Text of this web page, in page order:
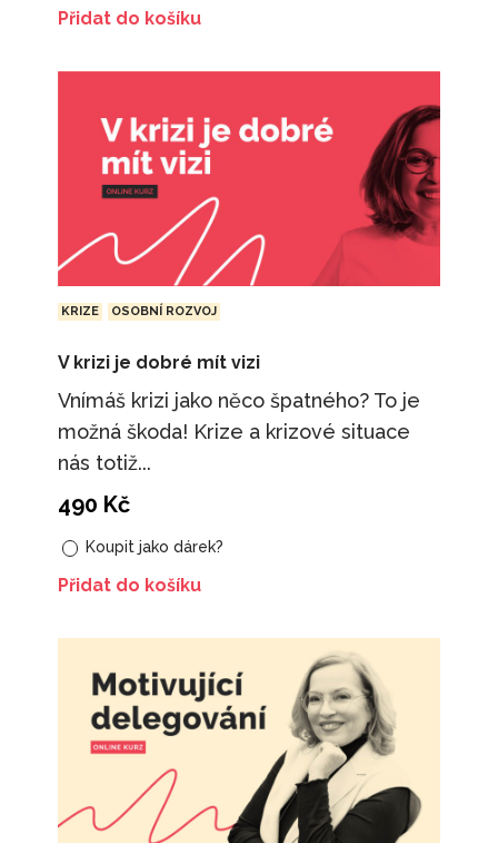
Přidat do košíku
KRIZE OSOBNÍ ROZVOJ
V krizi je dobré mít vizi
Vnímáš krizi jako něco špatného? To je
možná škoda! Krize a krizové situace
nás totiž...
490 Kč
Koupit jako dárek?
Přidat do košíku